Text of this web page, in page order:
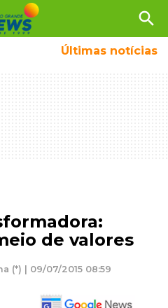
search
Últimas notícias
de valores
(*) | 09/07/2015 08:59